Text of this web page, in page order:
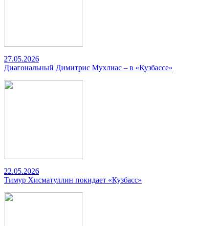
27.05.2026
Диагональный Димитрис Мухлиас – в «Кузбассе»
22.05.2026
Тимур Хисматуллин покидает «Кузбасс»